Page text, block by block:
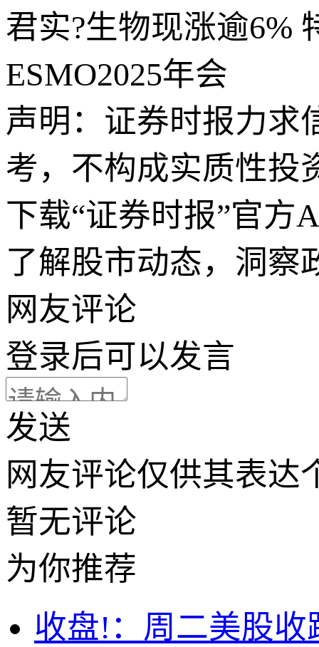
君实?生物现涨逾6%
ESMO2025年会
声明：证券时报力求
考，不构成实质性投
下载“证券时报”官方
了解股市动态，洞察
网友评论
登录后可以发言
发送
网友评论仅供其表达
暂无评论
为你推荐
收盘!：周二美股收